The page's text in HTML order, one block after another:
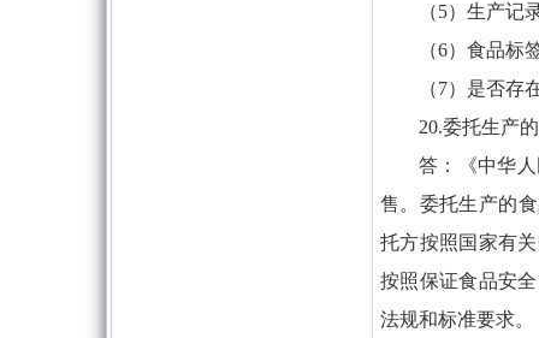
（5）生产
（6）食品标
（7）是否
20.委托生产
答：《中华
售。委托生产的
托方按照国家有
按照保证食品安
法规和标准要求。